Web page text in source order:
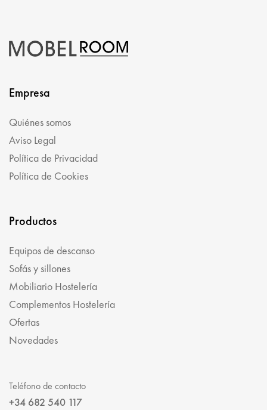
Empresa
Quiénes somos
Aviso Legal
Política de Privacidad
Política de Cookies
Productos
Equipos de descanso
Sofás y sillones
Mobiliario Hostelería
Complementos Hostelería
Ofertas
Novedades
Teléfono de contacto
+34 682 540 117